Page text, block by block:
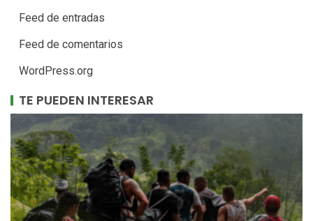
Feed de entradas
Feed de comentarios
WordPress.org
TE PUEDEN INTERESAR